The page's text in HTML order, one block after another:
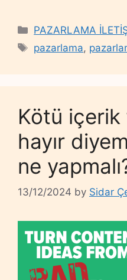
Categories
PAZARLAMA
Tags
pazarlama,
Kötü
hayır
ne
13/12/2024 by Sidar